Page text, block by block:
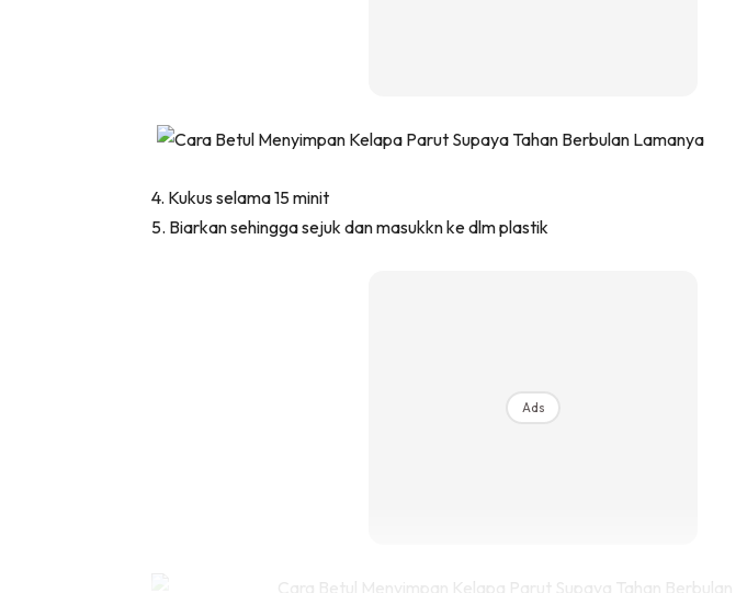
Beli Di Mana
Lahar Dekor
4. Kukus selama 15 minit
5. Biarkan sehingga sejuk dan masukkn ke dlm plastik
Ads